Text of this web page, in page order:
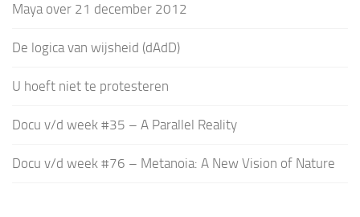
Maya over 21 december 2012
De logica van wijsheid (dAdD)
U hoeft niet te protesteren
Docu v/d week #35 – A Parallel Reality
Docu v/d week #76 – Metanoia: A New Vision of Nature